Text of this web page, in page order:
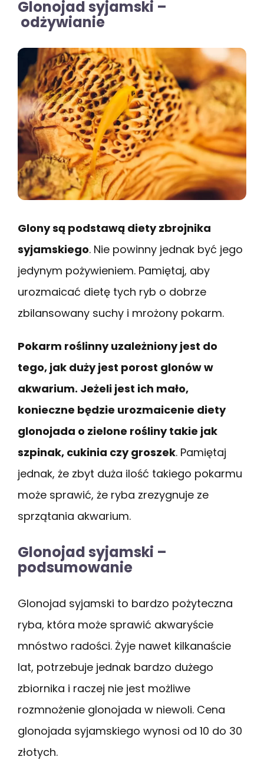
Glonojad syjamski –
odżywianie
Glony są podstawą diety zbrojnika
syjamskiego. Nie powinny jednak być jego
jedynym pożywieniem. Pamiętaj, aby
urozmaicać dietę tych ryb o dobrze
zbilansowany suchy i mrożony pokarm.
Pokarm roślinny uzależniony jest do
tego, jak duży jest porost glonów w
akwarium. Jeżeli jest ich mało,
konieczne będzie urozmaicenie diety
glonojada o zielone rośliny takie jak
szpinak, cukinia czy groszek. Pamiętaj
jednak, że zbyt duża ilość takiego pokarmu
może sprawić, że ryba zrezygnuje ze
sprzątania akwarium.
Glonojad syjamski –
podsumowanie
Glonojad syjamski to bardzo pożyteczna
ryba, która może sprawić akwaryście
mnóstwo radości. Żyje nawet kilkanaście
lat, potrzebuje jednak bardzo dużego
zbiornika i raczej nie jest możliwe
rozmnożenie glonojada w niewoli. Cena
glonojada syjamskiego wynosi od 10 do 30
złotych.